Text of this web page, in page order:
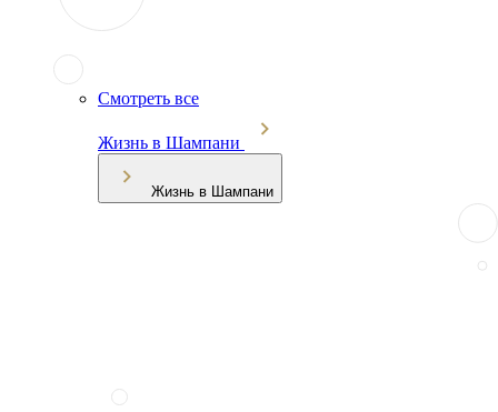
Смотреть все
Жизнь в Шампани
Жизнь в Шампани